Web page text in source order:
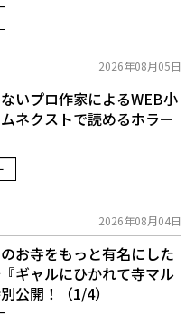
2026年08月05日
いプロ作家によるWEB小
ムネクストで読めるホラー
2026年08月04日
お寺をもっと有名にした
ギャルにひかれて寺マル
公開！（1/4）